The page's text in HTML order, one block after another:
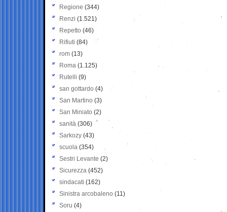
Regione (344)
Renzi (1.521)
Repetto (46)
Rifiuti (84)
rom (13)
Roma (1.125)
Rutelli (9)
san gottardo (4)
San Martino (3)
San Miniato (2)
sanità (306)
Sarkozy (43)
scuola (354)
Sestri Levante (2)
Sicurezza (452)
sindacati (162)
Sinistra arcobaleno (11)
Soru (4)